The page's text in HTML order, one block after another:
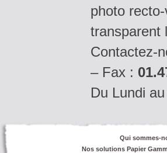
photo
transparent
Contactez-
– Fax :
Du Lundi
Qui sommes-
Nos solutions Papier